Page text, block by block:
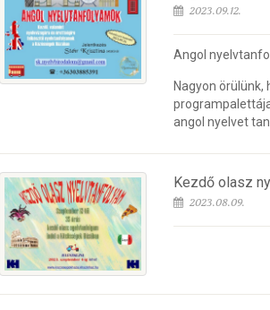
2023.09.12.
Angol
Nagyon örülünk,
angol nyelvet
Kezdő olasz
2023.08.09.